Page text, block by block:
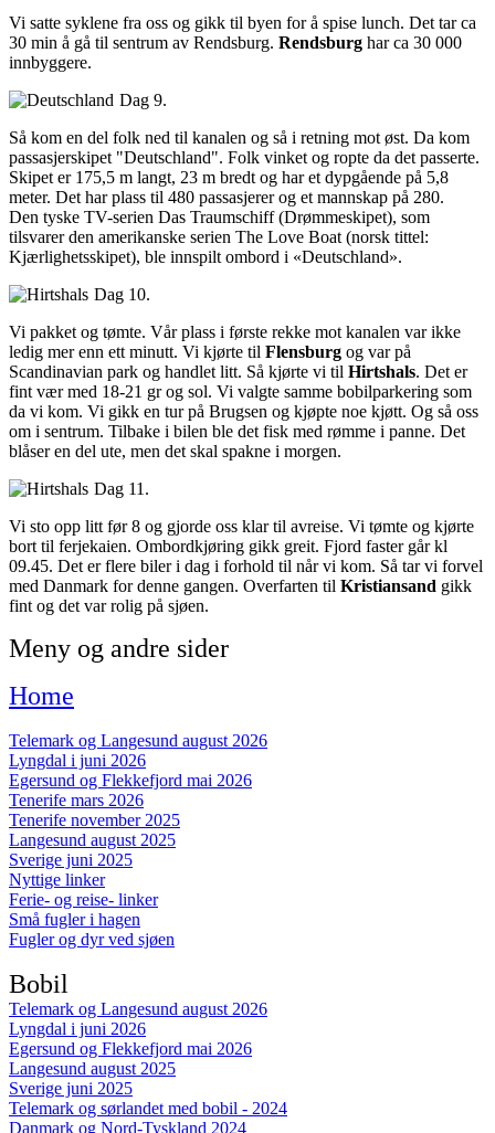
Vi satte syklene fra oss og gikk til byen for å spise lunch. Det tar ca
30 min å gå til sentrum av Rendsburg. Rendsburg har ca 30 000
innbyggere.
Dag 9.
Så kom en del folk ned til kanalen og så i retning mot øst. Da kom
passasjerskipet "Deutschland". Folk vinket og ropte da det passerte.
Skipet er 175,5 m langt, 23 m bredt og har et dypgående på 5,8
meter. Det har plass til 480 passasjerer og et mannskap på 280.
Den tyske TV-serien Das Traumschiff (Drømmeskipet), som
tilsvarer den amerikanske serien The Love Boat (norsk tittel:
Kjærlighetsskipet), ble innspilt ombord i «Deutschland».
Dag 10.
Vi pakket og tømte. Vår plass i første rekke mot kanalen var ikke
ledig mer enn ett minutt. Vi kjørte til Flensburg og var på
Scandinavian park og handlet litt. Så kjørte vi til Hirtshals. Det er
fint vær med 18-21 gr og sol. Vi valgte samme bobilparkering som
da vi kom. Vi gikk en tur på Brugsen og kjøpte noe kjøtt. Og så oss
om i sentrum. Tilbake i bilen ble det fisk med rømme i panne. Det
blåser en del ute, men det skal spakne i morgen.
Dag 11.
Vi sto opp litt før 8 og gjorde oss klar til avreise. Vi tømte og kjørte
bort til ferjekaien. Ombordkjøring gikk greit. Fjord faster går kl
09.45. Det er flere biler i dag i forhold til når vi kom. Så tar vi forvel
med Danmark for denne gangen. Overfarten til Kristiansand gikk
fint og det var rolig på sjøen.
Meny og andre sider
Home
Telemark og Langesund august 2026
Lyngdal i juni 2026
Egersund og Flekkefjord mai 2026
Tenerife mars 2026
Tenerife november 2025
Langesund august 2025
Sverige juni 2025
Nyttige linker
Ferie- og reise- linker
Små fugler i hagen
Fugler og dyr ved sjøen
Bobil
Telemark og Langesund august 2026
Lyngdal i juni 2026
Egersund og Flekkefjord mai 2026
Langesund august 2025
Sverige juni 2025
Telemark og sørlandet med bobil - 2024
Danmark og Nord-Tyskland 2024